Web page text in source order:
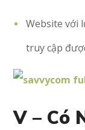
Website với
truy cập
V – Có